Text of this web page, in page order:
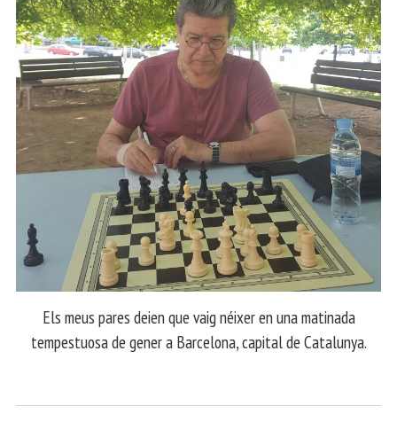
Els meus pares deien que vaig néixer en una matinada
tempestuosa de gener a Barcelona, capital de Catalunya.